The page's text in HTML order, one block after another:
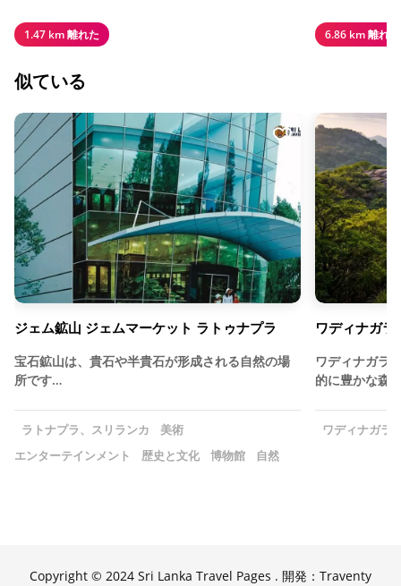
1.47 km 離れた 6.86 km 離れた
似ている
ジェム鉱山 ジェムマーケット ラトゥナプラ
宝石鉱山は、貴石や半貴石が形成される自然の場
所です…
ラトナプラ、スリランカ
美術
エンターテインメント
歴史と文化 博物館 自然
ワディナガ
ワディナガラ
的に豊かな森
ワディナガラ
Copyright © 2024 Sri Lanka Travel Pages . 開発：Traventy